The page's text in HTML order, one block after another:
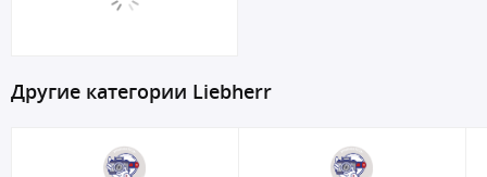
Другие категории Liebherr